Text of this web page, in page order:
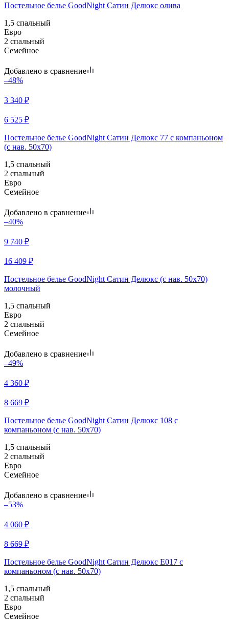
Постельное белье GoodNight Сатин Делюкс олива
1,5 спальный
Евро
2 спальный
Семейное
Добавлено в сравнение
–48%
3 340 ₽
6 525 ₽
Постельное белье GoodNight Сатин Делюкс 77 с компаньоном
(с нав. 50х70)
1,5 спальный
2 спальный
Евро
Семейное
Добавлено в сравнение
–40%
9 740 ₽
16 409 ₽
Постельное белье GoodNight Сатин Делюкс (с нав. 50х70)
молочный
1,5 спальный
Евро
2 спальный
Семейное
Добавлено в сравнение
–49%
4 360 ₽
8 669 ₽
Постельное белье GoodNight Сатин Делюкс 108 с
компаньоном (с нав. 50х70)
1,5 спальный
2 спальный
Евро
Семейное
Добавлено в сравнение
–53%
4 060 ₽
8 669 ₽
Постельное белье GoodNight Сатин Делюкс E017 с
компаньоном (с нав. 50х70)
1,5 спальный
2 спальный
Евро
Семейное